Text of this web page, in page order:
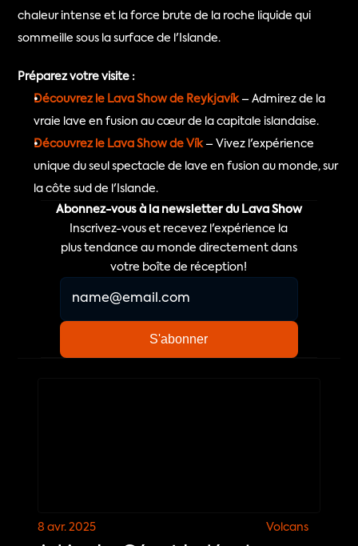
chaleur intense et la force brute de la roche liquide qui
sommeille sous la surface de l'Islande.
Préparez votre visite :
Découvrez le Lava Show de Reykjavík – Admirez de la
vraie lave en fusion au cœur de la capitale islandaise.
Découvrez le Lava Show de Vík – Vivez l'expérience
unique du seul spectacle de lave en fusion au monde, sur
la côte sud de l'Islande.
Abonnez-vous à la newsletter du Lava Show
Inscrivez-vous et recevez l'expérience la
plus tendance au monde directement dans
votre boîte de réception!
8 avr. 2025 Volcans